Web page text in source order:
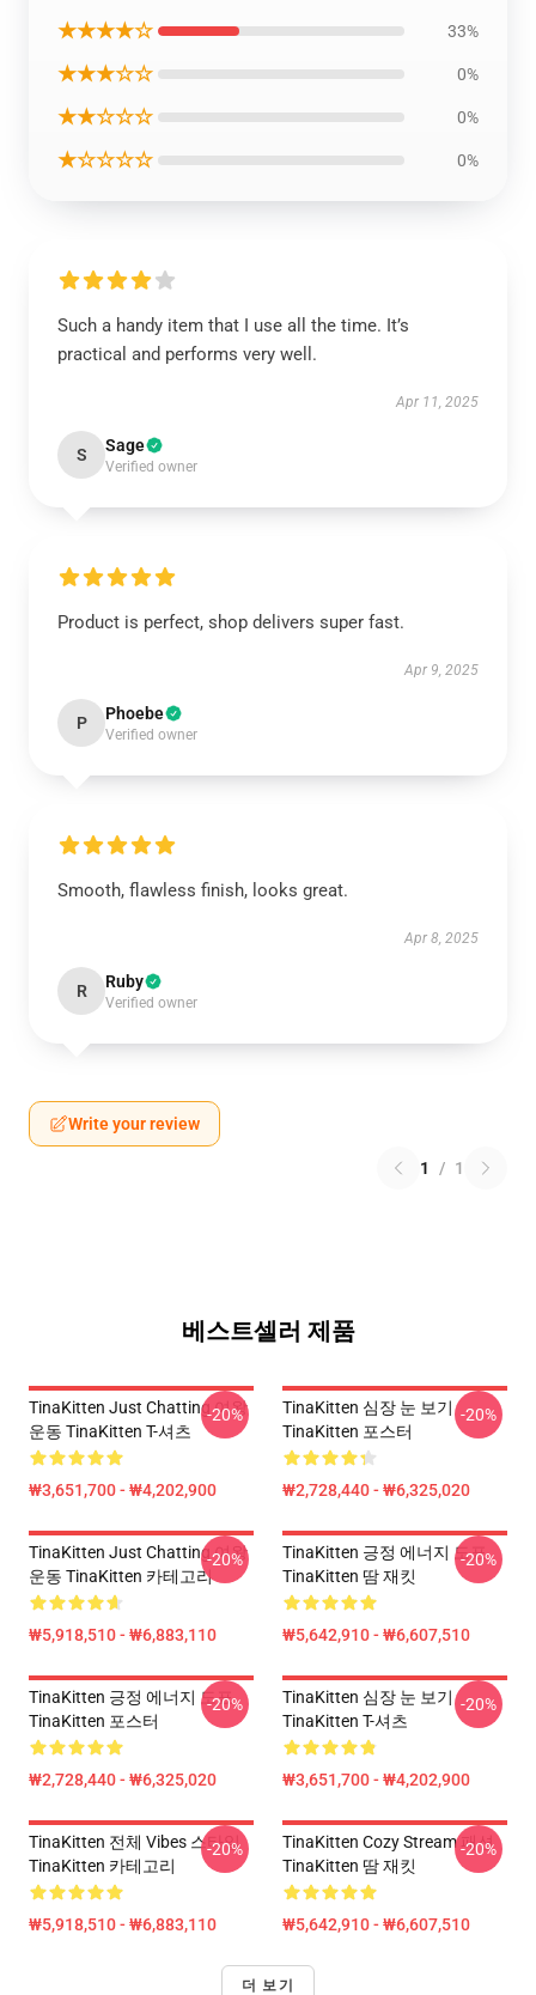
★★★★☆ 33%
★★★☆☆ 0%
★★☆☆☆ 0%
★☆☆☆☆ 0%
Such a handy item that I use all the time. It’s
practical and performs very well.
Apr 11, 2025
S Sage
Verified owner
Product is perfect, shop delivers super fast.
Apr 9, 2025
P Phoebe
Verified owner
Smooth, flawless finish, looks great.
Apr 8, 2025
R Ruby
Verified owner
Write your review
1 / 1
베스트셀러 제품
TinaKitten Just Chatting 여왕
운동 TinaKitten T-셔츠
₩3,651,700 - ₩4,202,900
-20%
TinaKitten 심장 눈 보기
TinaKitten 포스터
₩2,728,440 - ₩6,325,020
-20%
TinaKitten Just Chatting 여왕
운동 TinaKitten 카테고리
₩5,918,510 - ₩6,883,110
-20%
TinaKitten 긍정 에너지 도표
TinaKitten 땀 재킷
₩5,642,910 - ₩6,607,510
-20%
TinaKitten 긍정 에너지 도표
TinaKitten 포스터
₩2,728,440 - ₩6,325,020
-20%
TinaKitten 심장 눈 보기
TinaKitten T-셔츠
₩3,651,700 - ₩4,202,900
-20%
TinaKitten 전체 Vibes 스타일
TinaKitten 카테고리
₩5,918,510 - ₩6,883,110
-20%
TinaKitten Cozy Stream 패션
TinaKitten 땀 재킷
₩5,642,910 - ₩6,607,510
-20%
더 보기